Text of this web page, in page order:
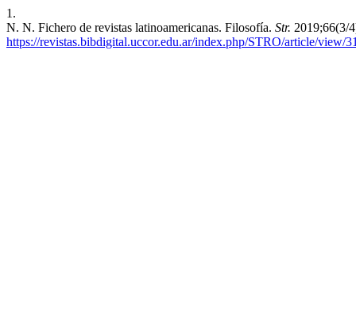
1.
N. N. Fichero de revistas latinoamericanas. Filosofía. Str. 2019;66(3/
https://revistas.bibdigital.uccor.edu.ar/index.php/STRO/article/view/